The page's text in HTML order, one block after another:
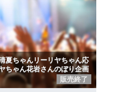
夏ちゃんリーリヤちゃん応
ちゃん花岩さんのぼり企画
販売終了